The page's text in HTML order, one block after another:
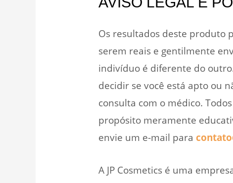
Os resultados deste produto
serem reais e gentilmente
indivíduo é diferente do
decidir se você está apto ou
consulta com o médico.
propósito meramente
envie um e-mail para
A JP Cosmetics é uma